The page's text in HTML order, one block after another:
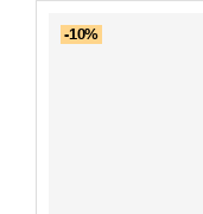
-10%